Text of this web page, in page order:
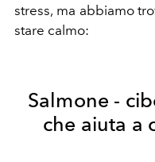
stress, ma abbiamo
stare calmo:
Salmone -
che aiuta a